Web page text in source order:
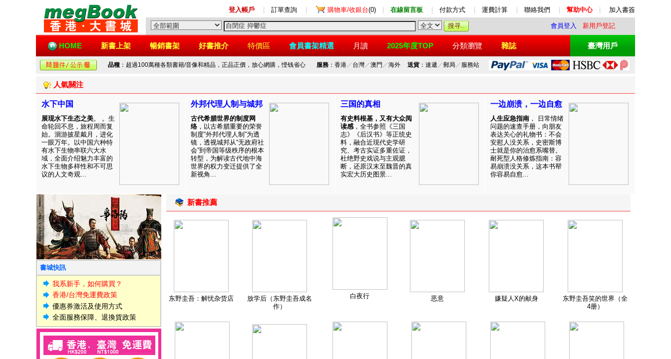
登入帳戶 訂單查詢 購物車/收銀台(0) 在線留言板 付款方式 運費計算 聯絡我們 幫助中心 加入書簽
會員登入 新用戶登記
HOME 新書上架 暢銷書架 好書推介 特價區 會員書架精選 月讀 2025年度TOP 分類瀏覽 雜誌 臺灣用戶
品種 ：超過100萬種各類書籍/音像和精品，正品正價，放心網購，悭钱省心 服務：香港／ 台灣／澳門 ／海外 送貨：速遞 ／郵局 ／ 服務站
人氣關注
水下中国
展现水下生态之美。 。生
命轮回不息，旅程周而复
始。洄游披星戴月，进化
一眼万年。以中国六种特
有水下生物串联六大水
域，全面介绍魅力丰富的
水下生物多样性和不可思
议的人文奇观...
外邦代理人制与城邦
古代希腊世界的制度网
络 ，以古希腊重要的荣誉
制度“外邦代理人制”为透
镜，透视城邦从“无政府社
会”到帝国等级秩序的根本
转型，为解读古代地中海
世界的权力变迁提供了全
新视角...
三国的真相
有史料根基，又有大众阅
读感 ，全书参照《三国
志》《后汉书》等正统史
料，融合近现代史学研
究、考古实证多重佐证，
杜绝野史戏说与主观臆
断，还原汉末至魏晋的真
实宏大历史图景...
一边崩溃，一边自愈
人生应急指南 ， 日常情绪
问题的速查手册，向朋友
表达关心的礼物书：不会
安慰人没关系，史密斯博
士就是你的治愈系嘴替。
耐死型人格修炼指南：容
易崩溃没关系，这本书帮
你容易自愈...
書城快訊
我系新手，如何購買？
香港/台灣免運費政策
優惠券激活及使用方式
全面服務保障、退換貨政策
新書推薦
东野圭吾：解忧杂货店
放学后（东野圭吾成名
作）
白夜行 恶意 嫌疑人X的献身
东野圭吾笑的世界（全
4册）